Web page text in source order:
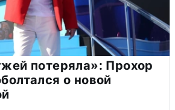
потеряла»: Прохор
о новой